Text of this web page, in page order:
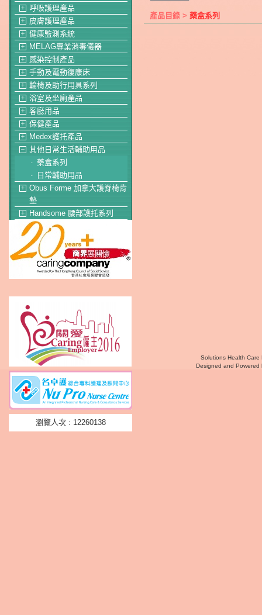
＋ 呼吸護理產品
＋ 皮膚護理產品
＋ 健康監測系統
＋ MELAG專業消毒儀器
＋ 感染控制產品
＋ 手動及電動復康床
＋ 輪椅及助行用具系列
＋ 浴室及坐廁產品
＋ 客廳用品
＋ 保健產品
＋ Medex護托產品
－ 其他日常生活輔助用品
- 藥盒系列
- 日常輔助用品
＋
Obus Forme 加拿大護脊椅背
墊
＋ Handsome 腰部護托系列
瀏覽人次 : 12260138
產品目錄 > 藥盒系列
Solutions Health Care
Designed and